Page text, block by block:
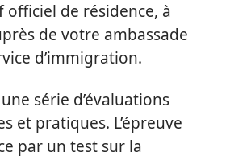
officiel de résidence, à
de votre ambassade
d’immigration.
série d’évaluations
et pratiques. L’épreuve
par un test sur la